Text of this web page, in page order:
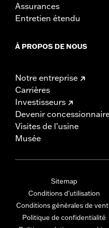
Assurances
Entretien étendu
À PROPOS DE NOUS
Notre entreprise
Carrières
Investisseurs
Devenir
Visites de l’usine
Musée
Sitemap
Conditions d'utilisation
Conditions générales de
Politique de confidentialité